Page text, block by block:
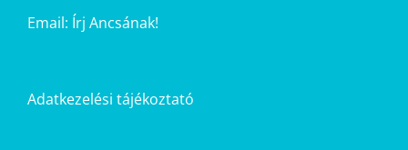
Email: Írj Ancsának!
Adatkezelési tájékoztató